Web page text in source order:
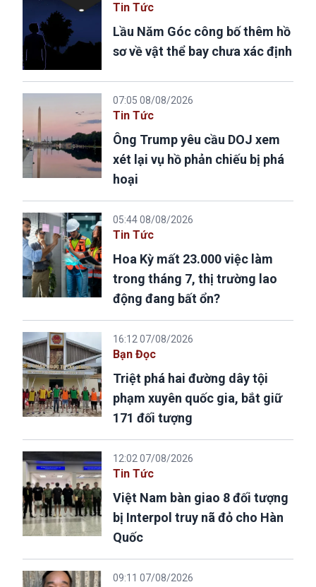
Tin Tức
Lầu Năm Góc công bố thêm hồ
sơ về vật thể bay chưa xác định
07:05 08/08/2026
Tin Tức
Ông Trump yêu cầu DOJ xem
xét lại vụ hồ phản chiếu bị phá
hoại
05:44 08/08/2026
Tin Tức
Hoa Kỳ mất 23.000 việc làm
trong tháng 7, thị trường lao
động đang bất ổn?
16:12 07/08/2026
Bạn Đọc
Triệt phá hai đường dây tội
phạm xuyên quốc gia, bắt giữ
171 đối tượng
12:02 07/08/2026
Tin Tức
Việt Nam bàn giao 8 đối tượng
bị Interpol truy nã đỏ cho Hàn
Quốc
09:11 07/08/2026